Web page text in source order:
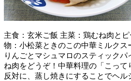
主食：玄米ご飯 主菜：鶏むね肉と
物：小松菜ときのこの中華ミルクス
りんごとマシュマロのスティックパ
ね肉をどうぞ！中華料理の「こって
反対に、蒸し焼きにすることでヘ